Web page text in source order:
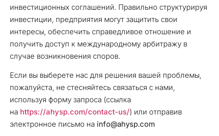
инвестиционных соглашений. Правильно структурируя
инвестиции, предприятия могут защитить свои
интересы, обеспечить справедливое отношение и
получить доступ к международному арбитражу в
случае возникновения споров.
Если вы выберете нас для решения вашей проблемы,
пожалуйста, не стесняйтесь связаться с нами,
используя форму запроса (ссылка
на https://ahysp.com/contact-us/) или отправив
электронное письмо на info@ahysp.com